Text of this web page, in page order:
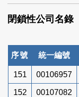
索
閉鎖性公司名錄
序號 統一編號
151 00106957
152 00107082